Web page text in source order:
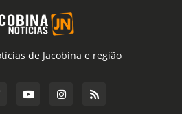
de Jacobina e região